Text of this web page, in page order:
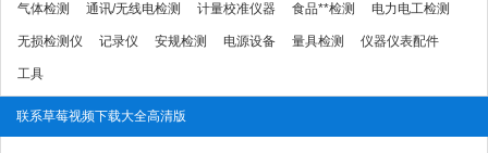
气体检测 通讯/无线电检测 计量校准仪器 食品**检测 电力电工检测
无损检测仪 记录仪 安规检测 电源设备 量具检测 仪器仪表配件
工具
联系草莓视频下载大全高清版